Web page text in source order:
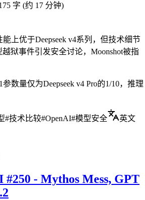
字 (约 17 分钟)
能上优于Deepseek v4系列，但技术细节
狱事件引发安全讨论，Moonshot被指
参数量仅为Deepseek v4 Pro的1/10，推理
#技术比较#OpenAI#模型安全 英文
#250 - Mythos Mess, GPT